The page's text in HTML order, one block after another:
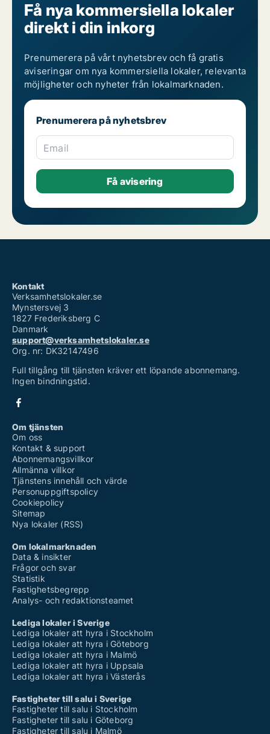
Få nya kommersiella lokaler
direkt i din inkorg
Prenumerera på vårt nyhetsbrev och få gratis
aviseringar om nya kommersiella lokaler, relevanta
möjligheter och nyheter från lokalmarknaden.
Prenumerera på nyhetsbrev
Email
Kontakt
Verksamhetslokaler.se
Mynstersvej 3
1827 Frederiksberg C
Danmark
support@verksamhetslokaler.se
Org. nr: DK32147496
Full tillgång till tjänsten kräver ett löpande abonnemang.
Ingen bindningstid.
Om tjänsten
Om oss
Kontakt & support
Abonnemangsvillkor
Allmänna villkor
Tjänstens innehåll och värde
Personuppgiftspolicy
Cookiepolicy
Sitemap
Nya lokaler (RSS)
Om lokalmarknaden
Data & insikter
Frågor och svar
Statistik
Fastighetsbegrepp
Analys- och redaktionsteamet
Lediga lokaler i Sverige
Lediga lokaler att hyra i Stockholm
Lediga lokaler att hyra i Göteborg
Lediga lokaler att hyra i Malmö
Lediga lokaler att hyra i Uppsala
Lediga lokaler att hyra i Västerås
Fastigheter till salu i Sverige
Fastigheter till salu i Stockholm
Fastigheter till salu i Göteborg
Fastigheter till salu i Malmö